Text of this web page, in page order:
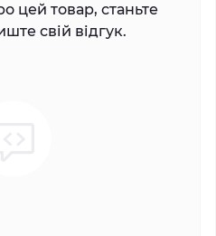
цей товар, станьте
свій відгук.